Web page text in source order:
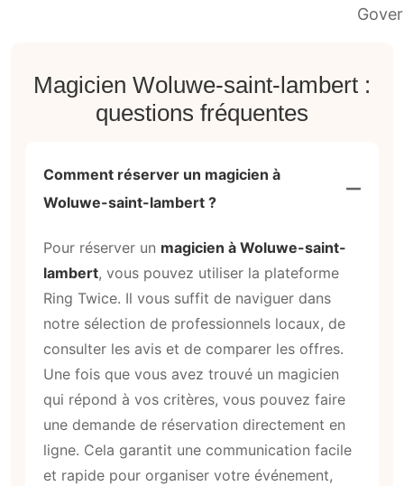
Magicien Woluwe-saint-lambert :
questions fréquentes
Comment réserver un magicien à
Woluwe-saint-lambert ?
Pour réserver un magicien à Woluwe-saint-
lambert, vous pouvez utiliser la plateforme
Ring Twice. Il vous suffit de naviguer dans
notre sélection de professionnels locaux, de
consulter les avis et de comparer les offres.
Une fois que vous avez trouvé un magicien
qui répond à vos critères, vous pouvez faire
une demande de réservation directement en
ligne. Cela garantit une communication facile
et rapide pour organiser votre événement,